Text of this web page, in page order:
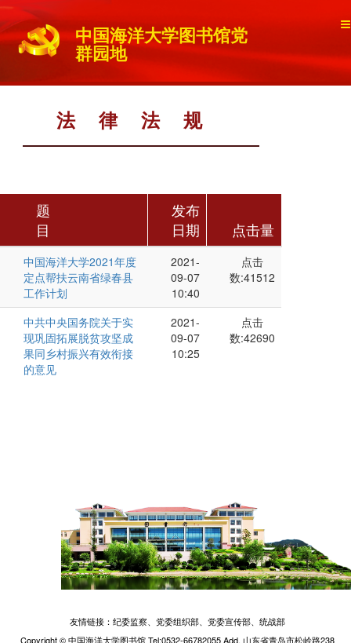
中国海洋大学图书馆党
群园地
法律法规
题
目
发布
日期
点击量
中国海洋大学2021年度
定点帮扶云南省绿春县
工作计划
2021-
09-07
10:40
点击
数:41512
中共中央国务院关于实
现巩固拓展脱贫攻坚成
果同乡村振兴有效衔接
的意见
2021-
09-07
10:25
点击
数:42690
友情链接： 纪委监察、 党委组织部、 党委宣传部、 统战部
Copyright © 中国海洋大学图书馆 Tel:0532-66782055 Add. 山东省青岛市松岭路238